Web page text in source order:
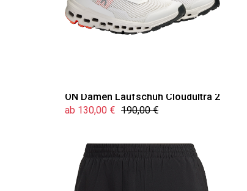
ON Damen Laufschuh Cloudultra 2
ab 130,00 € 190,00 €